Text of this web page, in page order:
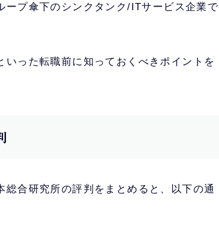
ープ傘下のシンクタンク/ITサービス企業で
った転職前に知っておくべきポイントを
合研究所の評判をまとめると、以下の通